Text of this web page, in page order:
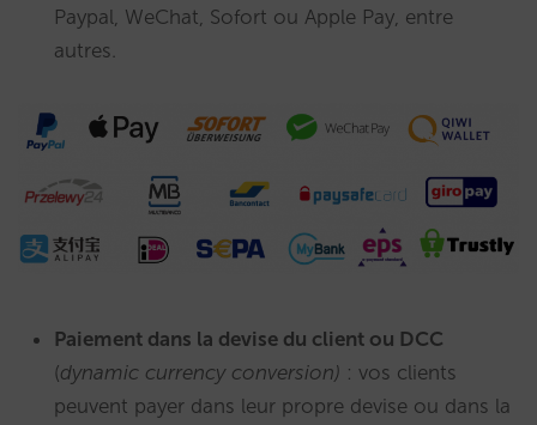
Paypal, WeChat, Sofort ou Apple Pay, entre
autres.
Paiement dans la devise du client ou DCC
(dynamic currency conversion) : vos clients
peuvent payer dans leur propre devise ou dans la